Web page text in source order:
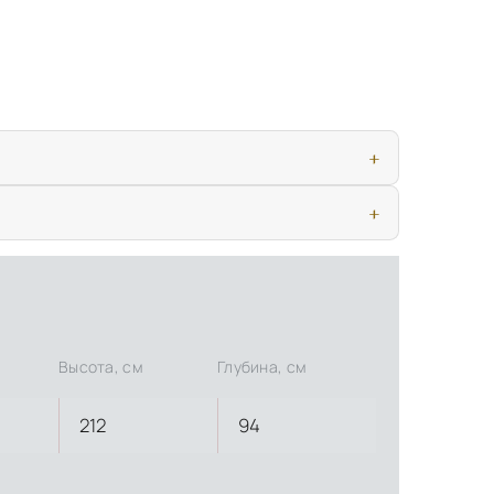
Высота, см Глубина, см
212 94